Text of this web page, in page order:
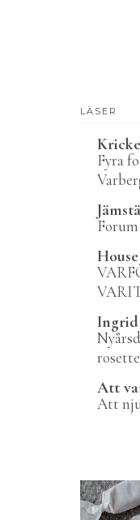
LÄSER
Fyra
Att
Att